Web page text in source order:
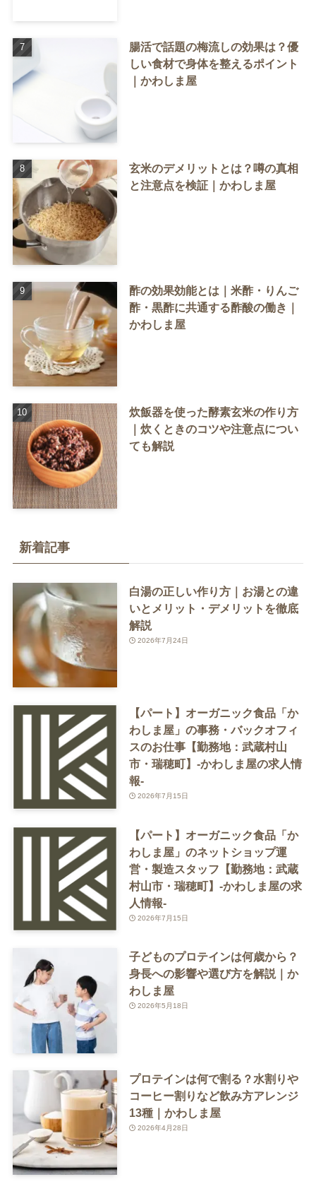
腸活で話題の梅流しの効果は？優
しい食材で身体を整えるポイント
｜かわしま屋
玄米のデメリットとは？噂の真相
と注意点を検証｜かわしま屋
酢の効果効能とは｜米酢・りんご
酢・黒酢に共通する酢酸の働き｜
かわしま屋
炊飯器を使った酵素玄米の作り方
｜炊くときのコツや注意点につい
ても解説
新着記事
白湯の正しい作り方｜お湯との違
いとメリット・デメリットを徹底
解説
2026年7月24日
【パート】オーガニック食品「か
わしま屋」の事務・バックオフィ
スのお仕事【勤務地：武蔵村山
市・瑞穂町】-かわしま屋の求人情
報-
2026年7月15日
【パート】オーガニック食品「か
わしま屋」のネットショップ運
営・製造スタッフ【勤務地：武蔵
村山市・瑞穂町】-かわしま屋の求
人情報-
2026年7月15日
子どものプロテインは何歳から？
身長への影響や選び方を解説｜か
わしま屋
2026年5月18日
プロテインは何で割る？水割りや
コーヒー割りなど飲み方アレンジ
13種｜かわしま屋
2026年4月28日